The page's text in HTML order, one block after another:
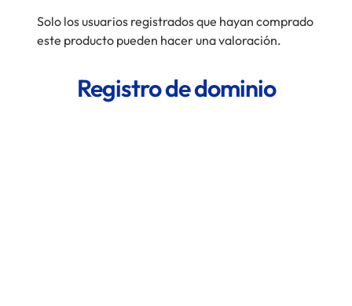
Solo los usuarios registrados que hayan comprado
este producto pueden hacer una valoración.
Registro de dominio